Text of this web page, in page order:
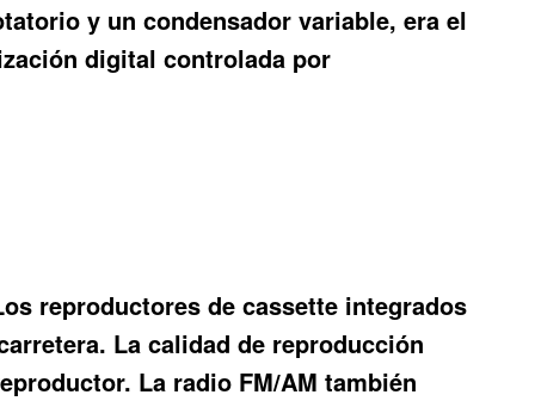
y un condensador variable, era el
digital controlada por
reproductores de cassette integrados
La calidad de reproducción
La radio FM/AM también